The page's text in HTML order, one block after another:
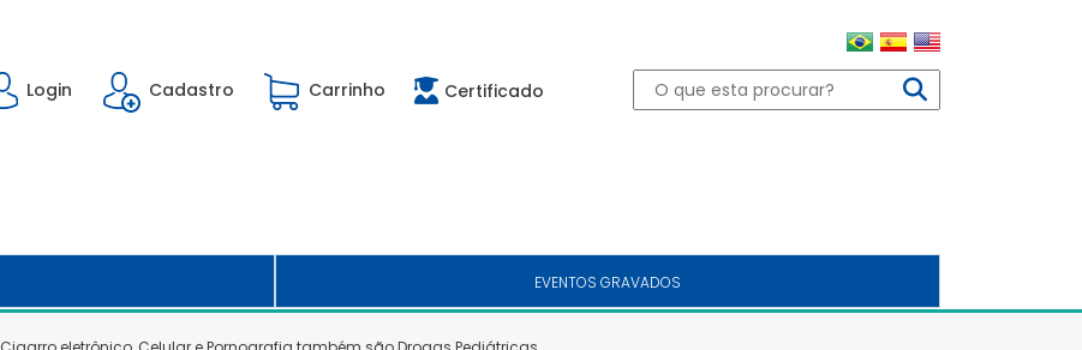
Login Cadastro Carrinho Certificado
EVENTOS GRAVADOS